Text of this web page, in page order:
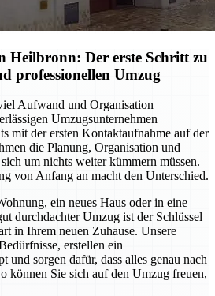
Heilbronn: Der erste Schritt zu
professionellen Umzug
Aufwand und Organisation
Umzugsunternehmen
mit der ersten Kontaktaufnahme auf der
die Planung, Organisation und
um nichts weiter kümmern müssen.
von Anfang an macht den Unterschied.
ein neues Haus oder in eine
durchdachter Umzug ist der Schlüssel
in Ihrem neuen Zuhause. Unsere
erstellen ein
und sorgen dafür, dass alles genau nach
können Sie sich auf den Umzug freuen,